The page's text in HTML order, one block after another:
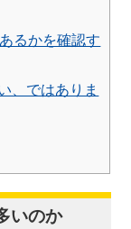
るかを確認す
、ではありま
いのか